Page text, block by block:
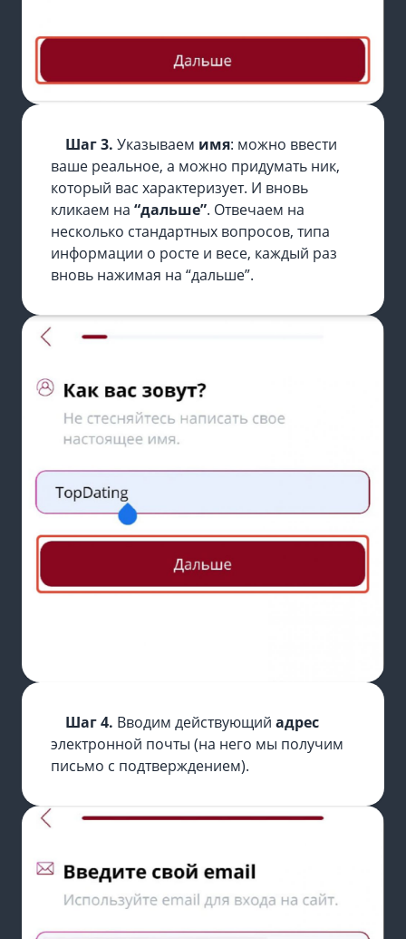
Шаг 3. Указываем имя: можно ввести
ваше реальное, а можно придумать ник,
который вас характеризует. И вновь
кликаем на “дальше”. Отвечаем на
несколько стандартных вопросов, типа
информации о росте и весе, каждый раз
вновь нажимая на “дальше”.
Шаг 4. Вводим действующий адрес
электронной почты (на него мы получим
письмо с подтверждением).